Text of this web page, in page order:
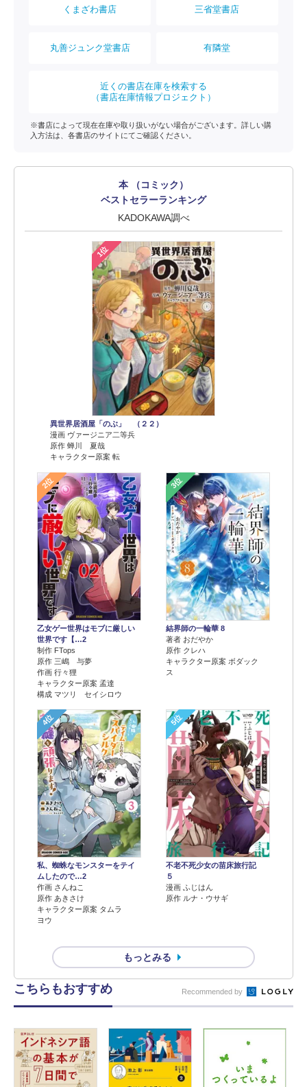
くまざわ書店 三省堂書店
丸善ジュンク堂書店 有隣堂
近くの書店在庫を検索する
（書店在庫情報プロジェクト）
※書店によって現在在庫や取り扱いがない場合がございます。詳しい購
入方法は、各書店のサイトにてご確認ください。
本 （コミック）
ベストセラーランキング
KADOKAWA調べ
1位
異世界居酒屋「のぶ」 （２２）
漫画 ヴァージニア二等兵
原作 蝉川 夏哉
キャラクター原案 転
2位
乙女ゲー世界はモブに厳しい
世界です【…2
制作 FTops
原作 三嶋 与夢
作画 行々狸
キャラクター原案 孟達
構成 マツリ セイシロウ
3位
結界師の一輪華 8
著者 おだやか
原作 クレハ
キャラクター原案 ボダック
ス
4位
私、蜘蛛なモンスターをテイ
ムしたので…2
作画 さんねこ
原作 あきさけ
キャラクター原案 タムラ
ヨウ
5位
不老不死少女の苗床旅行記
５
漫画 ふじはん
原作 ルナ・ウサギ
もっとみる
こちらもおすすめ Recommended by